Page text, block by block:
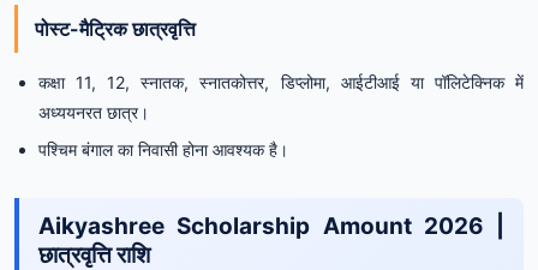
पोस्ट-मैट्रिक छात्रवृत्ति
कक्षा 11, 12, स्नातक, स्नातकोत्तर, डिप्लोमा, आईटीआई या पॉलिटेक्निक में
अध्ययनरत छात्र।
पश्चिम बंगाल का निवासी होना आवश्यक है।
Aikyashree Scholarship Amount 2026 |
छात्रवृत्ति राशि